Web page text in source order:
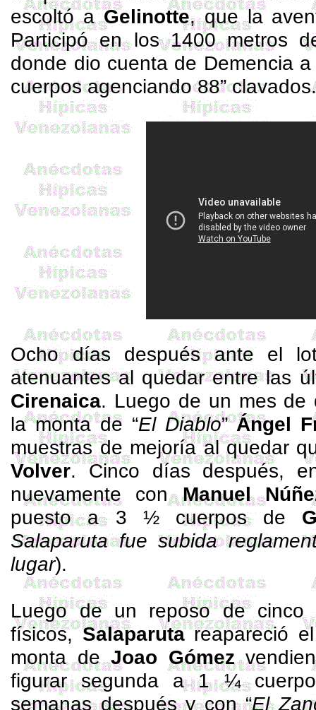
escoltó aGelinotte, que la
Participó en los 1400 metros
donde dio cuenta de Demencia
cuerpos agenciando 88”
Ocho días después ante el
atenuantes al quedar entre las
Cirenaica. Luego de un mes de
la monta de “El Diablo”Ángel
muestras de mejoría al quedar
Volver. Cinco días después,
nuevamente conManuel
puesto a 3 ½ cuerpos de
Salaparutafue subida
lugar).
Luego de un reposo de cinco
físicos,Salaparutareapareció
monta deJoao Gómez
figurar segunda a 1 ¼
semanas después y con “El